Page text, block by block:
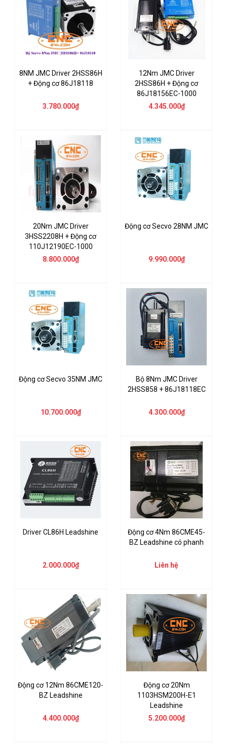
8NM JMC Driver 2HSS86H
+ Động cơ 86J18118
3.780.000₫
12Nm JMC Driver
2HSS86H + Động cơ
86J18156EC-1000
4.345.000₫
20Nm JMC Driver
3HSS2208H + Động cơ
110J12190EC-1000
8.800.000₫
Động cơ Secvo 28NM JMC
9.990.000₫
Động cơ Secvo 35NM JMC
10.700.000₫
Bộ 8Nm JMC Driver
2HSS858 + 86J18118EC
4.300.000₫
Driver CL86H Leadshine
2.000.000₫
Động cơ 4Nm 86CME45-
BZ Leadshine có phanh
Liên hệ
Động cơ 12Nm 86CME120-
BZ Leadshine
4.400.000₫
Động cơ 20Nm
1103HSM200H-E1
Leadshine
5.200.000₫